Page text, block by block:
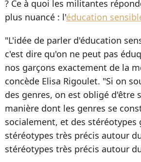
? Ce à quoi les militantes
plus nuancé : l'éducation
"L'idée de parler d'éducation
c'est dire qu'on ne peut pas
nos garçons exactement de la
concède Elisa Rigoulet. "Si on
des genres, on est obligé d'être
manière dont les genres se
socialement, et des stéréotypes
stéréotypes très précis autour
stéréotypes très précis autour